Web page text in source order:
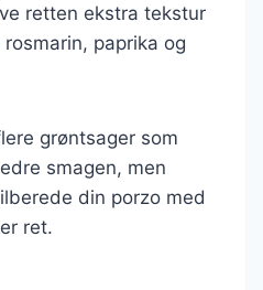
retten ekstra tekstur
paprika og
grøntsager som
smagen, men
din porzo med
ret.